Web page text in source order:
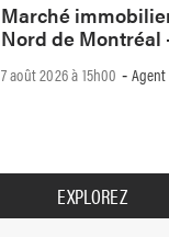
Marché
Nord de Montréal
7 août 2026 à 15h00 -
EXPLOREZ